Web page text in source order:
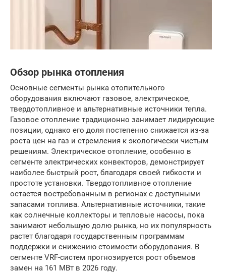
Обзор рынка отопления
Основные сегменты рынка отопительного
оборудования включают газовое, электрическое,
твердотопливное и альтернативные источники тепла.
Газовое отопление традиционно занимает лидирующие
позиции, однако его доля постепенно снижается из-за
роста цен на газ и стремления к экологически чистым
решениям. Электрическое отопление, особенно в
сегменте электрических конвекторов, демонстрирует
наиболее быстрый рост, благодаря своей гибкости и
простоте установки. Твердотопливное отопление
остается востребованным в регионах с доступными
запасами топлива. Альтернативные источники, такие
как солнечные коллекторы и тепловые насосы, пока
занимают небольшую долю рынка, но их популярность
растет благодаря государственным программам
поддержки и снижению стоимости оборудования. В
сегменте VRF-систем прогнозируется рост объемов
замен на 161 МВт в 2026 году.